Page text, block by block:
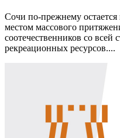
Сочи по-прежнему
местом массового
соотечественников со всей
рекреационных ресурсов....